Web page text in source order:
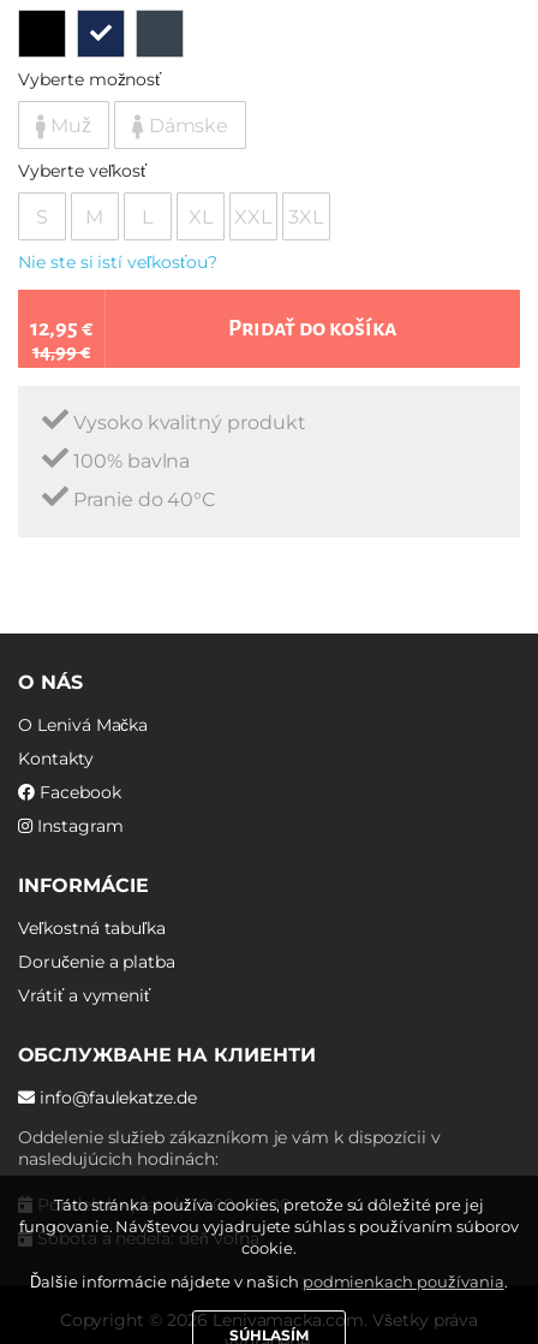
Vyberte možnosť
Muž Dámske
Vyberte veľkosť
S M L XL XXL 3XL
Nie ste si istí veľkosťou?
12,95 €
14,99 €
Pridať do košíka
Vysoko kvalitný produkt
100% bavlna
Pranie do 40°C
O NÁS
O Lenivá Mačka
Kontakty
Facebook
Instagram
INFORMÁCIE
Veľkostná tabuľka
Doručenie a platba
Vrátiť a vymeniť
ОБСЛУЖВАНЕ НА КЛИЕНТИ
info@faulekatze.de
Oddelenie služieb zákazníkom je vám k dispozícii v
nasledujúcich hodinách:
Pondelok - piatok: 10:00 - 19:00
Sobota a nedeľa: deň voľna
Copyright © 2026 Lenivamacka.com. Všetky práva
Táto stránka používa cookies, pretože sú dôležité pre jej
fungovanie. Návštevou vyjadrujete súhlas s používaním súborov
cookie.
Ďalšie informácie nájdete v našich podmienkach používania.
SÚHLASÍM